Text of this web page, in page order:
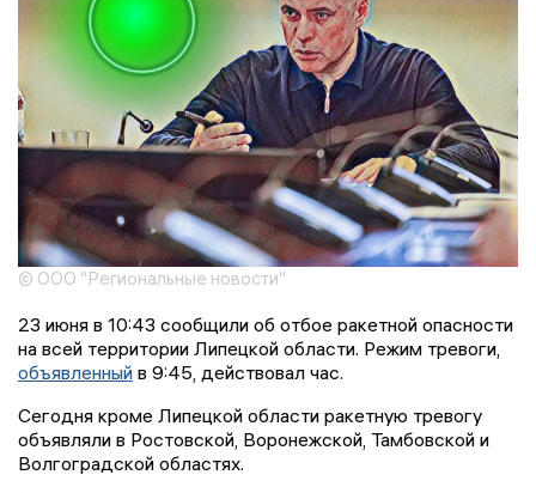
© ООО "Региональные новости"
23 июня в 10:43 сообщили об отбое ракетной опасности
на всей территории Липецкой области. Режим тревоги,
объявленный в 9:45, действовал час.
Сегодня кроме Липецкой области ракетную тревогу
объявляли в Ростовской, Воронежской, Тамбовской и
Волгоградской областях.